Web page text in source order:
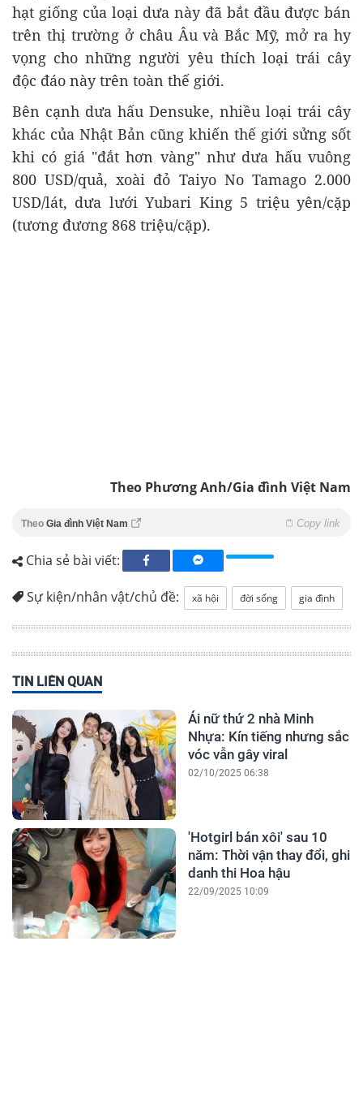
hạt giống của loại dưa này đã bắt đầu được bán
trên thị trường ở châu Âu và Bắc Mỹ, mở ra hy
vọng cho những người yêu thích loại trái cây
khác của Nhật Bản cũng khiến thế giới sửng sốt
khi có giá "đắt hơn vàng" như dưa hấu vuông
800 USD/quả, xoài đỏ Taiyo No Tamago 2.000
USD/lát, dưa lưới Yubari King 5 triệu yên/cặp
(tương đương 868 triệu/cặp).
Theo Phương Anh/Gia đình Việt Nam
Theo Gia đình Việt Nam Copy link
Chia sẻ bài viết:
Sự kiện/nhân vật/chủ đề: xã hội đời sống gia đình
TIN LIÊN QUAN
Ái nữ thứ 2 nhà Minh
Nhựa: Kín tiếng nhưng sắc
vóc vẫn gây viral
02/10/2025 06:38
'Hotgirl bán xôi' sau 10
năm: Thời vận thay đổi, ghi
danh thi Hoa hậu
22/09/2025 10:09